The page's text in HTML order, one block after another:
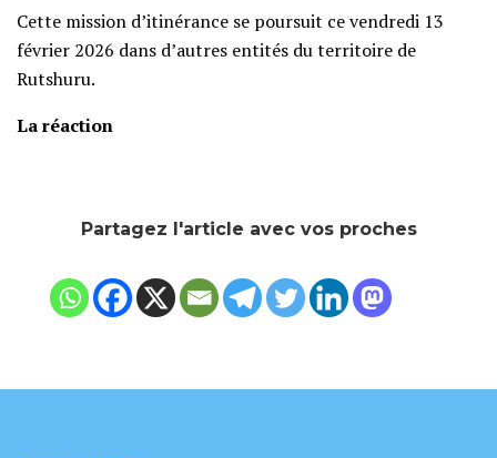
‎​Cette mission d’itinérance se poursuit ce vendredi 13
février 2026 dans d’autres entités du territoire de
Rutshuru.
La réaction
Partagez l'article avec vos proches